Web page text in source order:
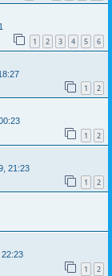
1 2 3 4 5 6
1 2
1 2
21:23
1 2
22:23
1 2